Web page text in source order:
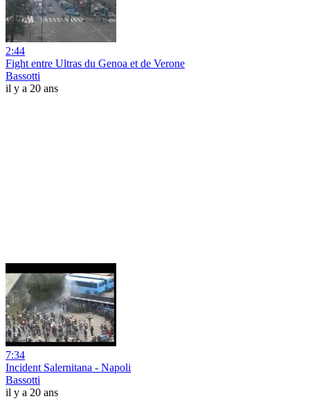
2:44
Fight entre Ultras du Genoa et de Verone
Bassotti
il y a 20 ans
7:34
Incident Salernitana - Napoli
Bassotti
il y a 20 ans